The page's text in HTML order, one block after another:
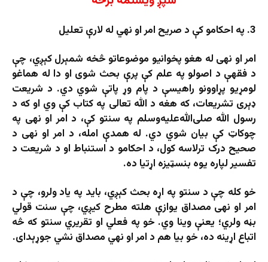
3. په احکامو کې د صریح امر او نهي له لارې تعلیل
امر او نهی له هغو پخوانیو موضوعاتو څخه شمېرل کېږي، چې
د فقهې د اصولو په علم کې پرې بحث شوی او دا له هماغو
لومړیو پړاوونو راهیسې د پام وړ پاتې شوي دي. د شریعت
ډېری تشریعات، که هغه د الله تعالی په کتاب کې وي او که د
رسول الله صلی‌الله‌علیه‌وسلم په سنتو کې، د امر او نهی په
چوکاټ کې بیان شوي دي. له همدې امله، د امر او نهی د
صحیح درک ترلاسه کول، د احکامو د استنباط او د شریعت د
تفسیر لپاره یوه بنسټیزه اړتیا ده.
خو کله چې د سنتو په اړه بحث کېږي، باید په یاد ولرو، چې د
امر او نهی مصداق یوازې هلته مطرح کیږي، چې سنت قولي
بڼه ولري؛ یعنې وینا وي. خو په فعلي او تقریري سنتو که څه
اتباع اړینه ده، خو بیا هم د امر او نهي مصداق نشي جوړېدای.